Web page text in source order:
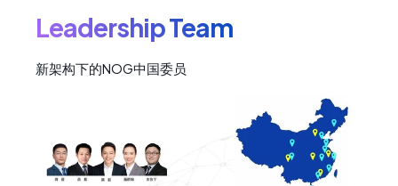
Leadership Team
新架构下的NOG中国委员